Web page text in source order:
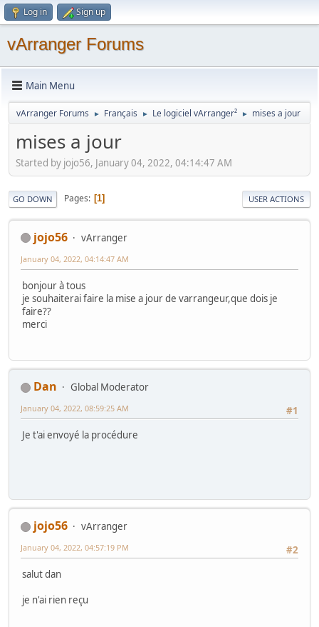
Log in Sign up
vArranger Forums
Main Menu
vArranger Forums ► Français ► Le logiciel vArranger² ► mises a jour
mises a jour
Started by jojo56, January 04, 2022, 04:14:47 AM
GO DOWN Pages 1 USER ACTIONS
jojo56 vArranger
January 04, 2022, 04:14:47 AM
bonjour à tous
je souhaiterai faire la mise a jour de varrangeur,que dois je
faire??
merci
Dan
Global Moderator
#1
January 04, 2022, 08:59:25 AM
Je t'ai envoyé la procédure
jojo56
vArranger
#2
January 04, 2022, 04:57:19 PM
salut dan
je n'ai rien reçu